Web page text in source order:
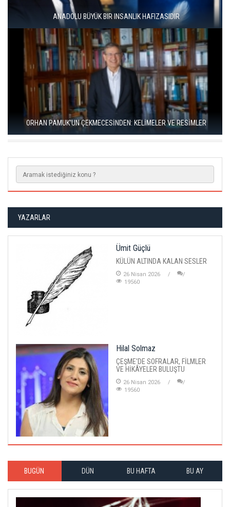
ÜNAL ERSÖZLÜ’NÜN YENİ ŞİİR KİTABI “BÖĞÜRTLEN ÖPÜCÜĞÜ”
YAYIMLANDI
RIZA SÖNMEZ: ‘ANADOLU, SANILDIĞINDAN ÇOK DAHA VEGAN"
YAZARLAR
Ümit Güçlü
KÜLÜN ALTINDA KALAN SESLER
26 Nisan 2026
19560
Hilal Solmaz
ÇEŞME'DE SOFRALAR, FİLMLER
VE HİKÂYELER BULUŞTU
26 Nisan 2026
19560
BUGÜN DÜN BU HAFTA BU AY